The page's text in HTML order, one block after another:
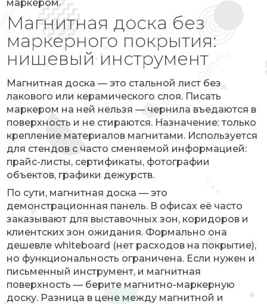
маркером.
Магнитная доска без
маркерного покрытия:
нишевый инструмент
Магнитная доска — это стальной лист без
лакового или керамического слоя. Писать
маркером на ней нельзя — чернила въедаются в
поверхность и не стираются. Назначение: только
крепление материалов магнитами. Используется
для стендов с часто сменяемой информацией:
прайс-листы, сертификаты, фотографии
объектов, графики дежурств.
По сути, магнитная доска — это
демонстрационная панель. В офисах её часто
заказывают для выставочных зон, коридоров и
клиентских зон ожидания. Формально она
дешевле whiteboard (нет расходов на покрытие),
но функциональность ограничена. Если нужен и
письменный инструмент, и магнитная
поверхность — берите магнитно-маркерную
доску. Разница в цене между магнитной и